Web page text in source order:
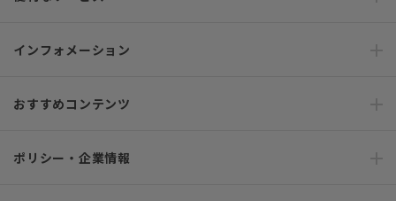
インフォメーション
おすすめコンテンツ
ポリシー・企業情報